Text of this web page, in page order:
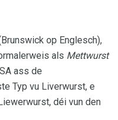
op Englesch),
als Mettwurst
ass de
Typ vu Liverwurst, e
déi vun den